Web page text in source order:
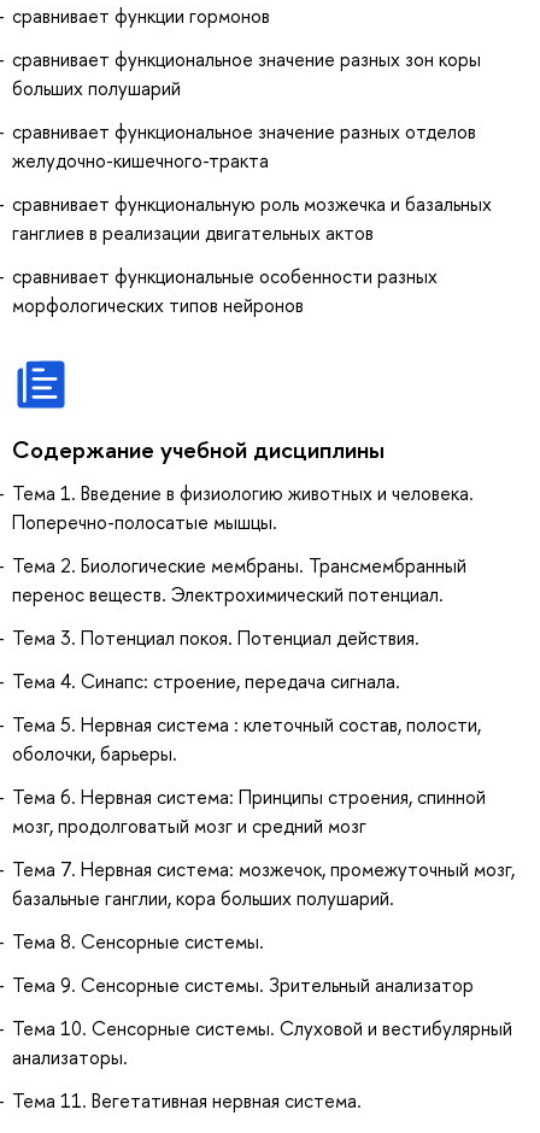
сравнивает функции гормонов
сравнивает функциональное значение разных зон коры
больших полушарий
сравнивает функциональное значение разных отделов
желудочно-кишечного-тракта
сравнивает функциональную роль мозжечка и базальных
ганглиев в реализации двигательных актов
сравнивает функциональные особенности разных
морфологических типов нейронов
Содержание учебной дисциплины
Тема 1. Введение в физиологию животных и человека.
Поперечно-полосатые мышцы.
Тема 2. Биологические мембраны. Трансмембранный
перенос веществ. Электрохимический потенциал.
Тема 3. Потенциал покоя. Потенциал действия.
Тема 4. Синапс: строение, передача сигнала.
Тема 5. Нервная система : клеточный состав, полости,
оболочки, барьеры.
Тема 6. Нервная система: Принципы строения, спинной
мозг, продолговатый мозг и средний мозг
Тема 7. Нервная система: мозжечок, промежуточный мозг,
базальные ганглии, кора больших полушарий.
Тема 8. Сенсорные системы.
Тема 9. Сенсорные системы. Зрительный анализатор
Тема 10. Сенсорные системы. Слуховой и вестибулярный
анализаторы.
Тема 11. Вегетативная нервная система.